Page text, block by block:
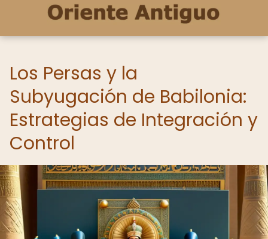
Los Persas y la
Subyugación de Babilonia:
Estrategias de Integración y
Control